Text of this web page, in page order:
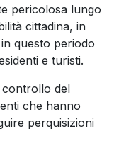
pericolosa lungo
cittadina, in
questo periodo
e turisti.
controllo del
che hanno
perquisizioni